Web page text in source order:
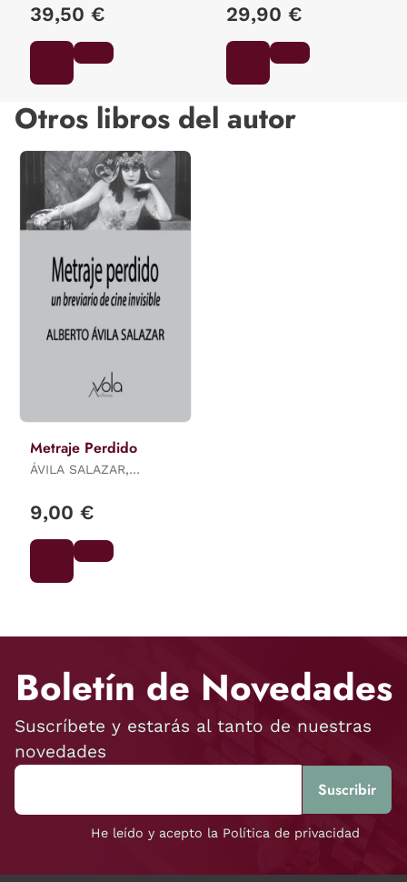
39,50 € 29,90 €
Otros libros del autor
Metraje Perdido
ÁVILA SALAZAR,
9,00 €
Boletín de Novedades
Suscríbete y estarás al tanto de nuestras
novedades
He leído y acepto la Política de privacidad